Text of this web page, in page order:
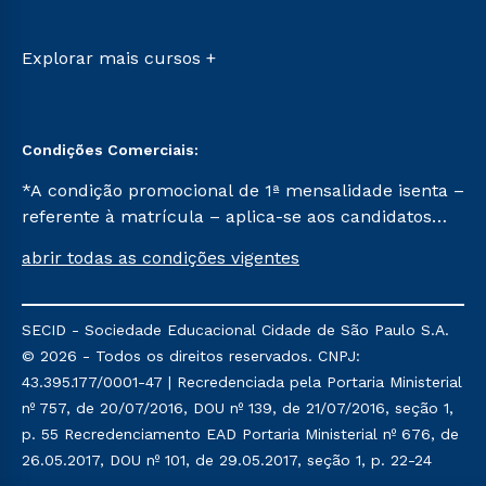
Vestibular Mérito
Vestibular Solidário
Canais de Atendimento
Explorar mais cursos +
Condições Comerciais:
*A condição promocional de 1ª mensalidade isenta –
referente à matrícula – aplica-se aos candidatos
na prova on-line ou agendada, que ofertam bolsas
semestre vigente, que ainda não tenham efetivado
e/ou não tenham cancelado ou trancado sua
matrícula em uma das Instituições da Cruzeiro do
Sul Educacional, no período de um ano. Tais
condições não se aplicam aos cursos de Medicina, e
também para matriculados via FIES, Prouni e
abrir todas as condições vigentes
SECID - Sociedade Educacional Cidade de São Paulo S.A.
© 2026 - Todos os direitos reservados. CNPJ:
43.395.177/0001-47 | Recredenciada pela Portaria Ministerial
nº 757, de 20/07/2016, DOU nº 139, de 21/07/2016, seção 1,
p. 55 Recredenciamento EAD Portaria Ministerial nº 676, de
26.05.2017, DOU nº 101, de 29.05.2017, seção 1, p. 22-24